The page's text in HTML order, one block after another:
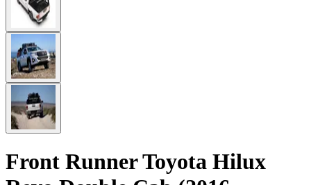
Front Runner Toyota Hilux